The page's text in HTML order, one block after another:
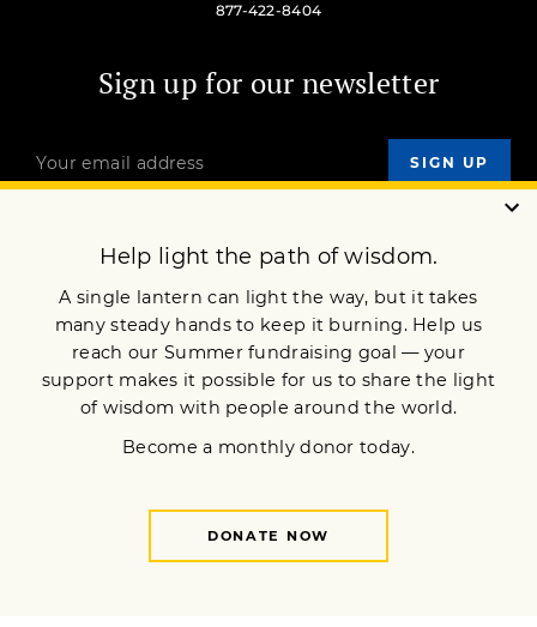
877-422-8404
Sign up for our newsletter
OUR MISSION
JOIN NOW